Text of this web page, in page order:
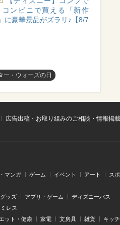
コンビニで買える「新作
に豪華景品がズラリ♪【8/7
ー・ウォーズの日
広告出稿・お取り組みのご相談・情報掲
マンガ ゲーム イベント アート ス
ッズ アプリ・ゲーム ディズニーパス
レス
ット・健康 家電 文房具 雑貨 キッ